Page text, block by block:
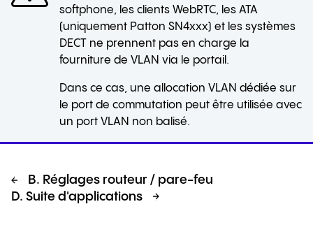
softphone, les clients WebRTC, les ATA
(uniquement Patton SN4xxx) et les systèmes
DECT ne prennent pas en charge la
fourniture de VLAN via le portail.
Dans ce cas, une allocation VLAN dédiée sur
le port de commutation peut être utilisée avec
un port VLAN non balisé.
B. Réglages routeur / pare-feu
D. Suite d'applications